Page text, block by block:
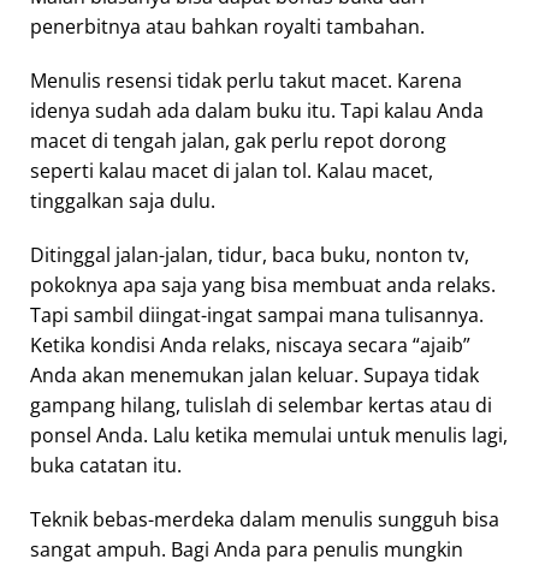
penerbitnya atau bahkan royalti tambahan.
Menulis resensi tidak perlu takut macet. Karena
idenya sudah ada dalam buku itu. Tapi kalau Anda
macet di tengah jalan, gak perlu repot dorong
seperti kalau macet di jalan tol. Kalau macet,
tinggalkan saja dulu.
Ditinggal jalan-jalan, tidur, baca buku, nonton tv,
pokoknya apa saja yang bisa membuat anda relaks.
Tapi sambil diingat-ingat sampai mana tulisannya.
Ketika kondisi Anda relaks, niscaya secara “ajaib”
Anda akan menemukan jalan keluar. Supaya tidak
gampang hilang, tulislah di selembar kertas atau di
ponsel Anda. Lalu ketika memulai untuk menulis lagi,
buka catatan itu.
Teknik bebas-merdeka dalam menulis sungguh bisa
sangat ampuh. Bagi Anda para penulis mungkin